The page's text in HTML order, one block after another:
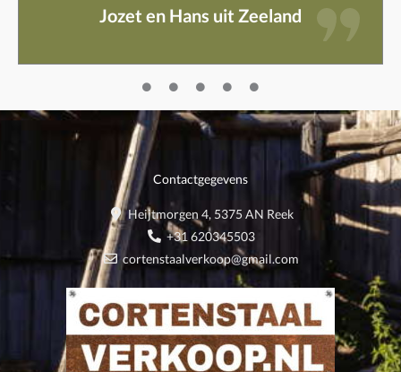
Jozet en Hans uit Zeeland
Contactgegevens
Heijtmorgen 4, 5375 AN Reek
+31 620345503
cortenstaalverkoop@gmail.com